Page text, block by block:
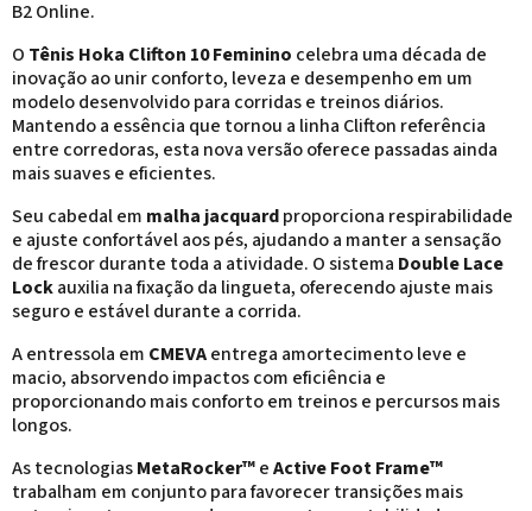
B2 Online.
O Tênis Hoka Clifton 10 Feminino celebra uma década de
inovação ao unir conforto, leveza e desempenho em um
modelo desenvolvido para corridas e treinos diários.
Mantendo a essência que tornou a linha Clifton referência
entre corredoras, esta nova versão oferece passadas ainda
mais suaves e eficientes.
Seu cabedal em malha jacquardproporciona respirabilidade
e ajuste confortável aos pés, ajudando a manter a sensação
de frescor durante toda a atividade. O sistema Double Lace
Lockauxilia na fixação da lingueta, oferecendo ajuste mais
seguro e estável durante a corrida.
A entressola em CMEVAentrega amortecimento leve e
macio, absorvendo impactos com eficiência e
proporcionando mais conforto em treinos e percursos mais
longos.
As tecnologiasMetaRocker™eActive Foot Frame™
trabalham em conjunto para favorecer transições mais